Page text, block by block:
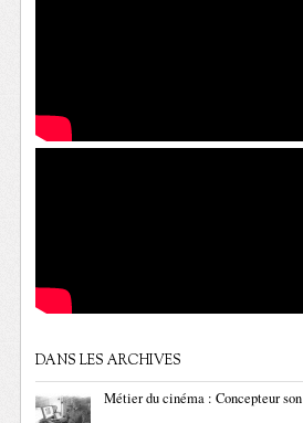
DANS LES ARCHIVES
Métier du cinéma : Concepteur son